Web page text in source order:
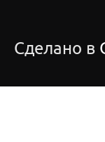
Сделано в